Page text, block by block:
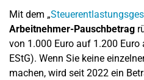
Mit dem „
Arbeitnehmer-Pauschbetrag
von 1.000 Euro auf 1.200 Euro
EStG). Wenn Sie keine
machen, wird seit 2022 ein